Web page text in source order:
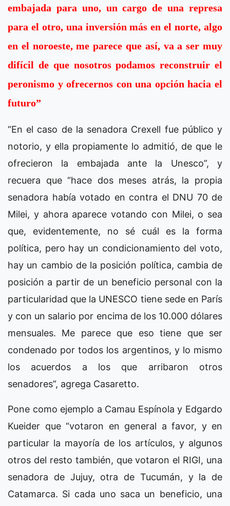
embajada para uno, un cargo de una represa
para el otro, una inversión más en el norte, algo
en el noroeste, me parece que así, va a ser muy
difícil de que nosotros podamos reconstruir el
peronismo y ofrecernos con una opción hacia el
futuro”
“En el caso de la senadora Crexell fue público y
notorio, y ella propiamente lo admitió, de que le
ofrecieron la embajada ante la Unesco”, y
recuera que “hace dos meses atrás, la propia
senadora había votado en contra el DNU 70 de
Milei, y ahora aparece votando con Milei, o sea
que, evidentemente, no sé cuál es la forma
política, pero hay un condicionamiento del voto,
hay un cambio de la posición política, cambia de
posición a partir de un beneficio personal con la
particularidad que la UNESCO tiene sede en París
y con un salario por encima de los 10.000 dólares
mensuales. Me parece que eso tiene que ser
condenado por todos los argentinos, y lo mismo
los acuerdos a los que arribaron otros
senadores”, agrega Casaretto.
Pone como ejemplo a Camau Espínola y Edgardo
Kueider que “votaron en general a favor, y en
particular la mayoría de los artículos, y algunos
otros del resto también, que votaron el RIGI, una
senadora de Jujuy, otra de Tucumán, y la de
Catamarca. Si cada uno saca un beneficio, una